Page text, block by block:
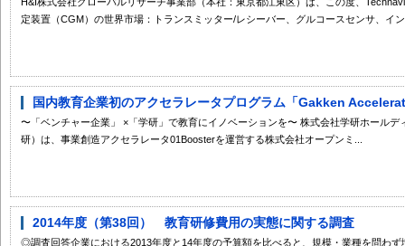
定装置（CGM）の世界市場：トランスミッター/レシーバー、グルコースセンサ、イ
国内教育企業初のアクセラレータプログラム「Gakken
〜「ベンチャー企業」 ×「学研」で教育にイノベーションを〜 株式会社学研ホール
研）は、事業創造アクセラレータ01Boosterを運営する株式会社オープンミ...
2014年度（第38回） 教育研修費用の実態に関する調査
◎調査回答企業における2013年度と14年度の予算額を比べると、規模・業種を問わ